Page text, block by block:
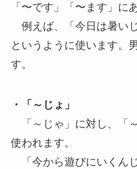
「〜です」「〜ます」に
例えば、「今日は暑い
というように使います。
す。
・「～じょ」
「～じゃ」に対し、「
使われます。
「今から遊びにいくん